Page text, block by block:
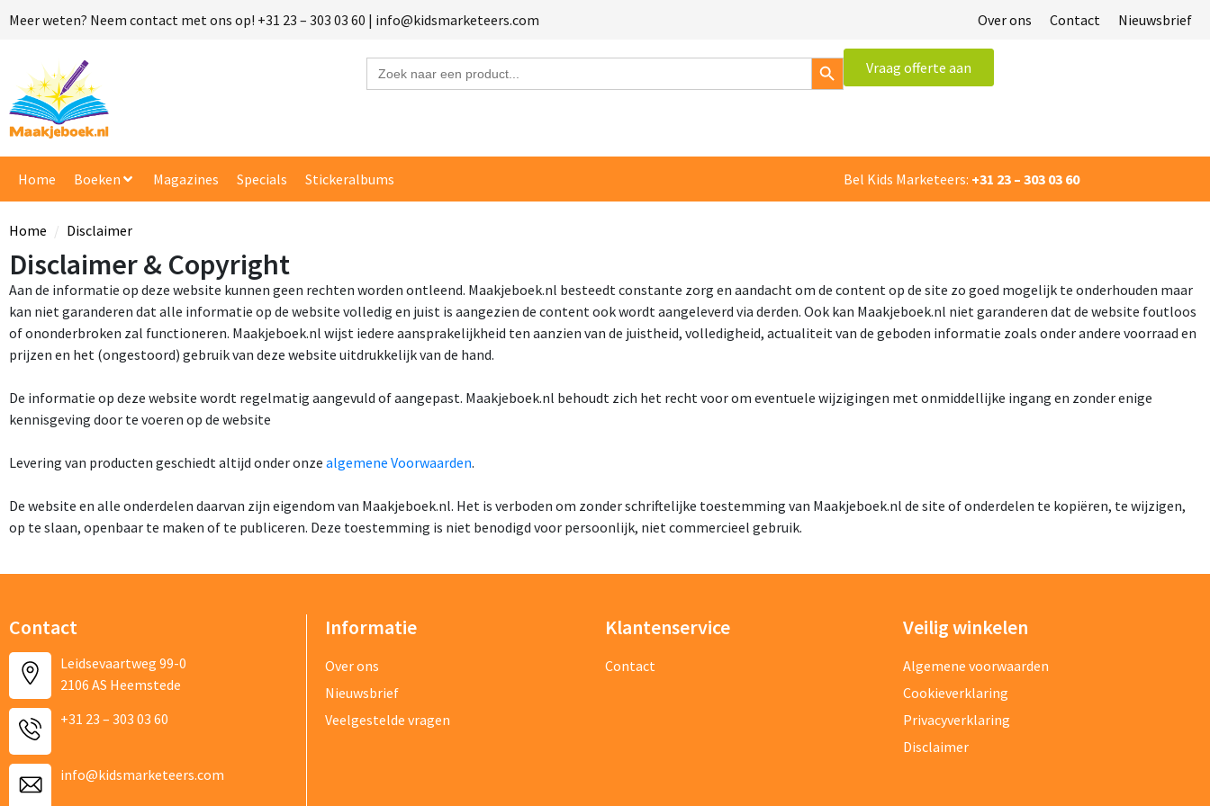
Meer weten? Neem contact met ons op! +31 23 – 303 03 60 | info@kidsmarketeers.com Over ons Contact Nieuwsbrief
Zoek
naar:
Zoekknop
Vraag offerte aan
Home Boeken Magazines Specials Stickeralbums Bel Kids Marketeers: +31 23 – 303 03 60
Home Disclaimer
Disclaimer & Copyright
Aan de informatie op deze website kunnen geen rechten worden ontleend. Maakjeboek.nl besteedt constante zorg en aandacht om de content op de site zo goed mogelijk te onderhouden maar
kan niet garanderen dat alle informatie op de website volledig en juist is aangezien de content ook wordt aangeleverd via derden. Ook kan Maakjeboek.nl niet garanderen dat de website foutloos
of ononderbroken zal functioneren. Maakjeboek.nl wijst iedere aansprakelijkheid ten aanzien van de juistheid, volledigheid, actualiteit van de geboden informatie zoals onder andere voorraad en
prijzen en het (ongestoord) gebruik van deze website uitdrukkelijk van de hand.
De informatie op deze website wordt regelmatig aangevuld of aangepast. Maakjeboek.nl behoudt zich het recht voor om eventuele wijzigingen met onmiddellijke ingang en zonder enige
kennisgeving door te voeren op de website
Levering van producten geschiedt altijd onder onze algemene Voorwaarden.
De website en alle onderdelen daarvan zijn eigendom van Maakjeboek.nl. Het is verboden om zonder schriftelijke toestemming van Maakjeboek.nl de site of onderdelen te kopiëren, te wijzigen,
op te slaan, openbaar te maken of te publiceren. Deze toestemming is niet benodigd voor persoonlijk, niet commercieel gebruik.
Contact
Leidsevaartweg 99-0
2106 AS Heemstede
+31 23 – 303 03 60
info@kidsmarketeers.com
Informatie
Over ons
Nieuwsbrief
Veelgestelde vragen
Klantenservice
Contact
Veilig winkelen
Algemene voorwaarden
Cookieverklaring
Privacyverklaring
Disclaimer
×
Naam Bedrijfsnaam
Product
Gewenste aantal producten
Beschrijf je aanvraag (incl kleuren van textiel en bedrukking)
Vraag/opmerking